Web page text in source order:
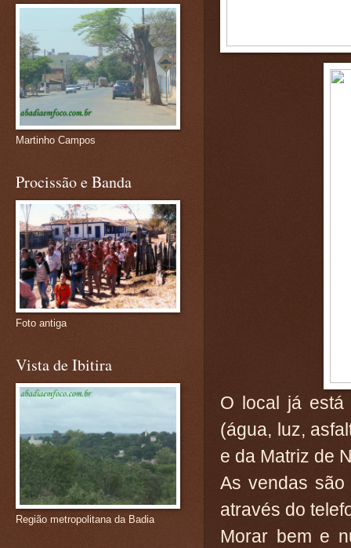
O local já está
(água, luz,
e da Matriz de
As vendas são
através do
Morar bem e
Martinho Campos
Procissão e Banda
Foto antiga
Vista de Ibitira
Região metropolitana da Badia